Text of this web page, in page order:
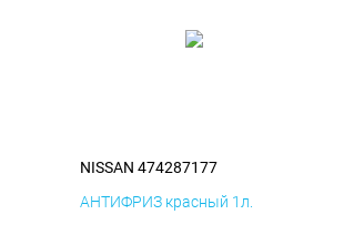
NISSAN 474287177
АНТИФРИЗ красный 1л.